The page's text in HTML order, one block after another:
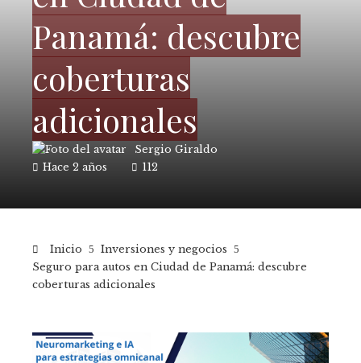
Panamá: descubre
coberturas
adicionales
Sergio Giraldo
Hace 2 años
112
Inicio
Inversiones y negocios
Seguro para autos en Ciudad de Panamá: descubre
coberturas adicionales